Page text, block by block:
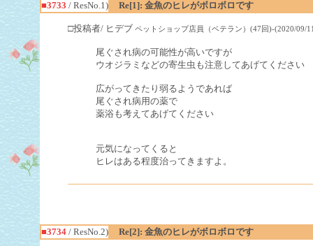
■3733 / ResNo.1) Re[1]: 金魚のヒレがボロボロです
□投稿者/ ヒデブ ペットショップ店員（ベテラン）(47回)-(2020/09/
尾ぐされ病の可能性が高いですが
ウオジラミなどの寄生虫も注意してあげてください
広がってきたり弱るようであれば
尾ぐされ病用の薬で
薬浴も考えてあげてください
元気になってくると
ヒレはある程度治ってきますよ。
■3734/ ResNo.2) Re[2]: 金魚のヒレがボロボロです